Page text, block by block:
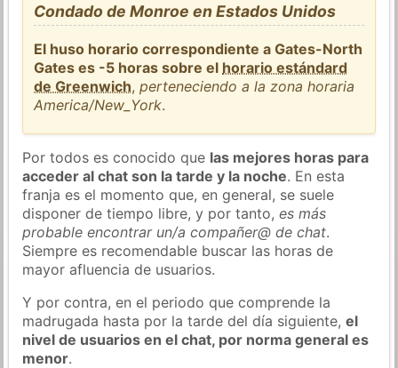
Condado de Monroe en Estados Unidos
El huso horario correspondiente a Gates-North
Gates es -5 horas sobre el horario estándard
de Greenwich,perteneciendo a la zona horaria
America/New_York.
Por todos es conocido que las mejores horas para
acceder al chat son la tarde y la noche. En esta
franja es el momento que, en general, se suele
disponer de tiempo libre, y por tanto,es más
probable encontrar un/a compañer@ de chat.
Siempre es recomendable buscar las horas de
mayor afluencia de usuarios.
Y por contra, en el periodo que comprende la
madrugada hasta por la tarde del día siguiente,el
nivel de usuarios en el chat, por norma general es
menor.